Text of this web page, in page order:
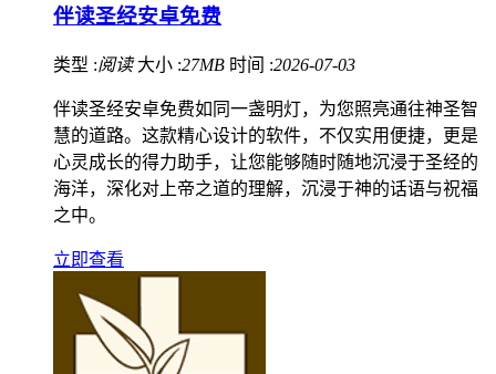
伴读圣经安卓免费
类型 :阅读 大小 :27MB 时间 :2026-07-03
伴读圣经安卓免费如同一盏明灯，为您照亮通往神圣智
慧的道路。这款精心设计的软件，不仅实用便捷，更是
心灵成长的得力助手，让您能够随时随地沉浸于圣经的
海洋，深化对上帝之道的理解，沉浸于神的话语与祝福
之中。
立即查看